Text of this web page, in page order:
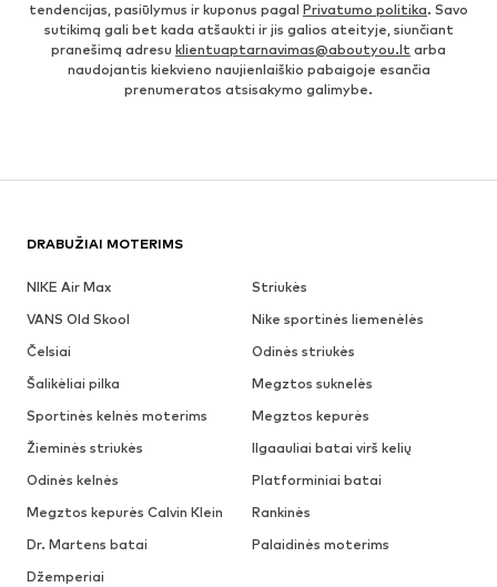
tendencijas, pasiūlymus ir kuponus pagal Privatumo politika. Savo
sutikimą gali bet kada atšaukti ir jis galios ateityje, siunčiant
pranešimą adresu klientuaptarnavimas@aboutyou.lt arba
naudojantis kiekvieno naujienlaiškio pabaigoje esančia
prenumeratos atsisakymo galimybe.
DRABUŽIAI MOTERIMS
NIKE Air Max
Striukės
VANS Old Skool
Nike sportinės liemenėlės
Čelsiai
Odinės striukės
Šalikėliai pilka
Megztos suknelės
Sportinės kelnės moterims
Megztos kepurės
Žieminės striukės
Ilgaauliai batai virš kelių
Odinės kelnės
Platforminiai batai
Megztos kepurės Calvin Klein
Rankinės
Dr. Martens batai
Palaidinės moterims
Džemperiai